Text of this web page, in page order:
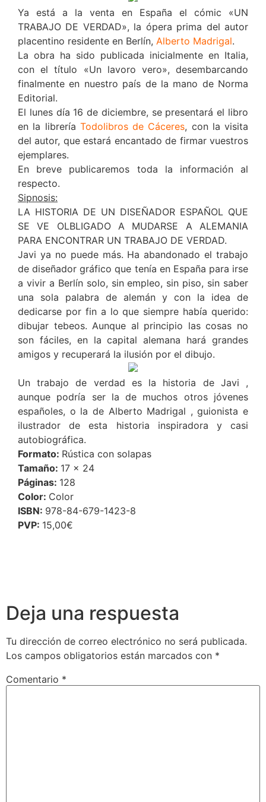
Ya está a la venta en España el cómic «UN
TRABAJO DE VERDAD», la ópera prima del autor
placentino residente en Berlín, Alberto Madrigal.
La obra ha sido publicada inicialmente en Italia,
con el título «Un lavoro vero», desembarcando
finalmente en nuestro país de la mano de Norma
Editorial.
El lunes día 16 de diciembre, se presentará el libro
en la librería Todolibros de Cáceres, con la visita
del autor, que estará encantado de firmar vuestros
ejemplares.
En breve publicaremos toda la información al
respecto.
Sipnosis:
LA HISTORIA DE UN DISEÑADOR ESPAÑOL QUE
SE VE OLBLIGADO A MUDARSE A ALEMANIA
PARA ENCONTRAR UN TRABAJO DE VERDAD.
Javi ya no puede más. Ha abandonado el trabajo
de diseñador gráfico que tenía en España para irse
a vivir a Berlín solo, sin empleo, sin piso, sin saber
una sola palabra de alemán y con la idea de
dedicarse por fin a lo que siempre había querido:
dibujar tebeos. Aunque al principio las cosas no
son fáciles, en la capital alemana hará grandes
amigos y recuperará la ilusión por el dibujo.
Un trabajo de verdad es la historia de Javi ,
aunque podría ser la de muchos otros jóvenes
españoles, o la de Alberto Madrigal , guionista e
ilustrador de esta historia inspiradora y casi
autobiográfica.
Formato: Rústica con solapas
Tamaño: 17 x 24
Páginas: 128
Color: Color
ISBN: 978-84-679-1423-8
PVP: 15,00€
Deja una respuesta
Tu dirección de correo electrónico no será publicada.
Los campos obligatorios están marcados con *
Comentario *